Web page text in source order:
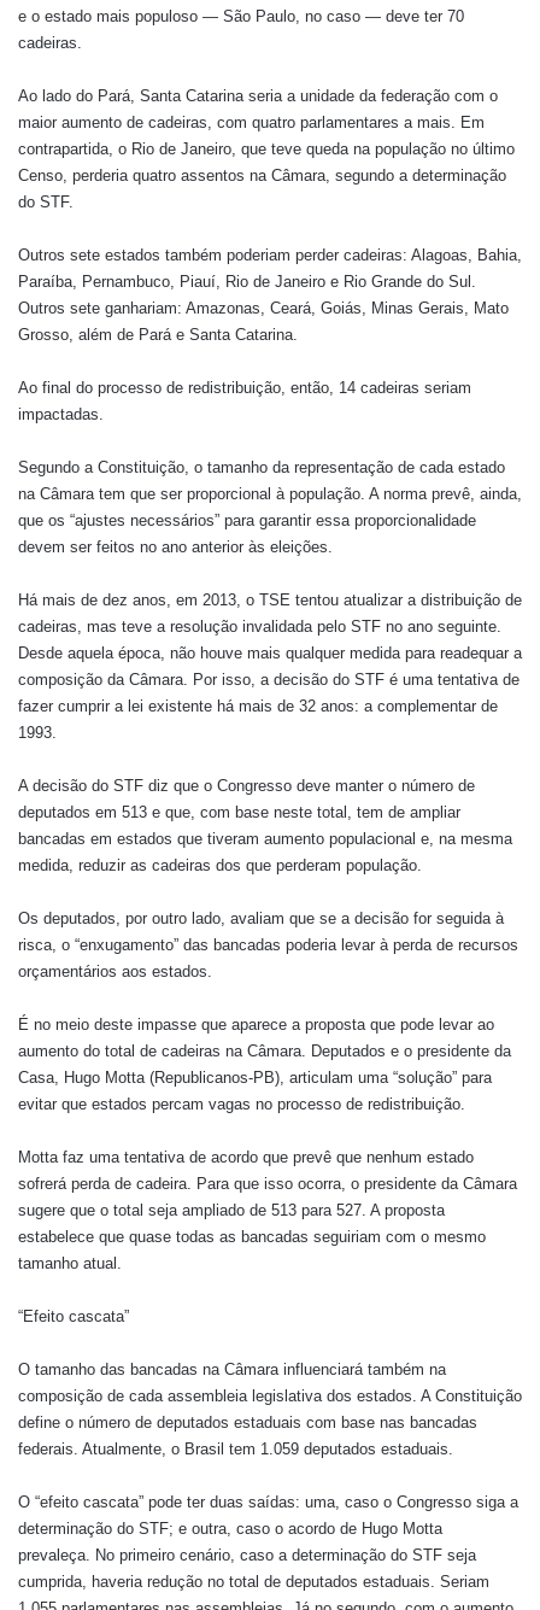
e o estado mais populoso — São Paulo, no caso — deve ter 70
cadeiras.
Ao lado do Pará, Santa Catarina seria a unidade da federação com o
maior aumento de cadeiras, com quatro parlamentares a mais. Em
contrapartida, o Rio de Janeiro, que teve queda na população no último
Censo, perderia quatro assentos na Câmara, segundo a determinação
do STF.
Outros sete estados também poderiam perder cadeiras: Alagoas, Bahia,
Paraíba, Pernambuco, Piauí, Rio de Janeiro e Rio Grande do Sul.
Outros sete ganhariam: Amazonas, Ceará, Goiás, Minas Gerais, Mato
Grosso, além de Pará e Santa Catarina.
Ao final do processo de redistribuição, então, 14 cadeiras seriam
impactadas.
Segundo a Constituição, o tamanho da representação de cada estado
na Câmara tem que ser proporcional à população. A norma prevê, ainda,
que os “ajustes necessários” para garantir essa proporcionalidade
devem ser feitos no ano anterior às eleições.
Há mais de dez anos, em 2013, o TSE tentou atualizar a distribuição de
cadeiras, mas teve a resolução invalidada pelo STF no ano seguinte.
Desde aquela época, não houve mais qualquer medida para readequar a
composição da Câmara. Por isso, a decisão do STF é uma tentativa de
fazer cumprir a lei existente há mais de 32 anos: a complementar de
1993.
A decisão do STF diz que o Congresso deve manter o número de
deputados em 513 e que, com base neste total, tem de ampliar
bancadas em estados que tiveram aumento populacional e, na mesma
medida, reduzir as cadeiras dos que perderam população.
Os deputados, por outro lado, avaliam que se a decisão for seguida à
risca, o “enxugamento” das bancadas poderia levar à perda de recursos
orçamentários aos estados.
É no meio deste impasse que aparece a proposta que pode levar ao
aumento do total de cadeiras na Câmara. Deputados e o presidente da
Casa, Hugo Motta (Republicanos-PB), articulam uma “solução” para
evitar que estados percam vagas no processo de redistribuição.
Motta faz uma tentativa de acordo que prevê que nenhum estado
sofrerá perda de cadeira. Para que isso ocorra, o presidente da Câmara
sugere que o total seja ampliado de 513 para 527. A proposta
estabelece que quase todas as bancadas seguiriam com o mesmo
tamanho atual.
“Efeito cascata”
O tamanho das bancadas na Câmara influenciará também na
composição de cada assembleia legislativa dos estados. A Constituição
define o número de deputados estaduais com base nas bancadas
federais. Atualmente, o Brasil tem 1.059 deputados estaduais.
O “efeito cascata” pode ter duas saídas: uma, caso o Congresso siga a
determinação do STF; e outra, caso o acordo de Hugo Motta
prevaleça. No primeiro cenário, caso a determinação do STF seja
cumprida, haveria redução no total de deputados estaduais. Seriam